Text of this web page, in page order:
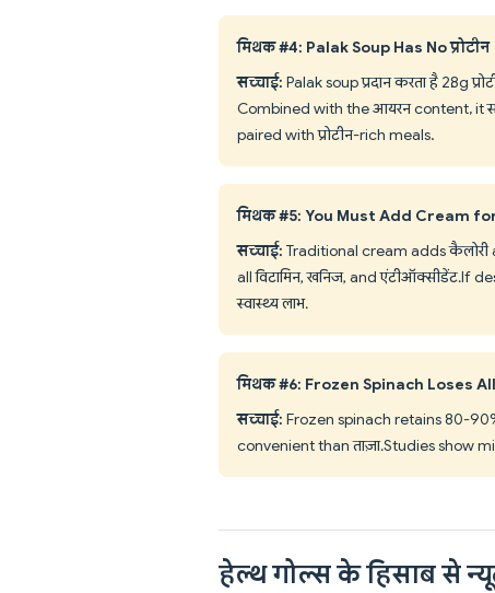
मिथक #4: Palak Soup Has No प्रोटीन
सच्चाई: Palak soup प्रदान करता है 2.8g
Combined with the आयरन content, it
paired with प्रोटीन-rich meals.
मिथक #5: You Must Add Cream
सच्चाई: Traditional cream adds कैलोरी
all विटामिन, खनिज, and एंटीऑक्सीडेंट. If
स्वास्थ्य लाभ.
मिथक #6: Frozen Spinach Loses
सच्चाई: Frozen spinach retains 80-
convenient than ताज़ा. Studies show
हेल्थ गोल्स के हिसाब से